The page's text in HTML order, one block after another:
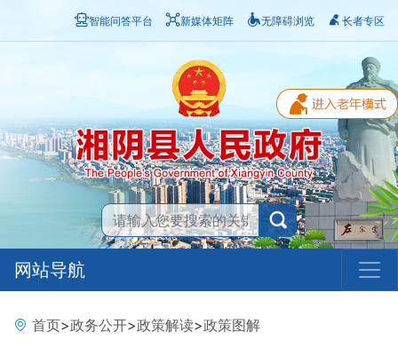
智能问答平台 新媒体矩阵 无障碍浏览 长者专区
网站导航
首页>政务公开>政策解读>政策图解